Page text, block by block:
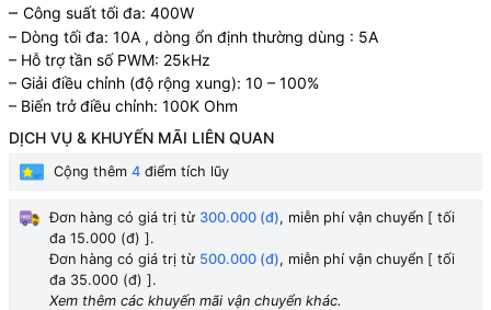
– Công suất tối đa: 400W
– Dòng tối đa: 10A , dòng ổn định thường dùng : 5A
– Hỗ trợ tần số PWM: 25kHz
– Giải điều chỉnh (độ rộng xung): 10 – 100%
– Biến trở điều chỉnh: 100K Ohm
DỊCH VỤ & KHUYẾN MÃI LIÊN QUAN
Cộng thêm 4 điểm tích lũy
Đơn hàng có giá trị từ 300.000 (đ), miễn phí vận chuyển [ tối
đa 15.000 (đ) ].
Đơn hàng có giá trị từ 500.000 (đ), miễn phí vận chuyển [ tối
đa 35.000 (đ) ].
Xem thêm các khuyến mãi vận chuyển khác.